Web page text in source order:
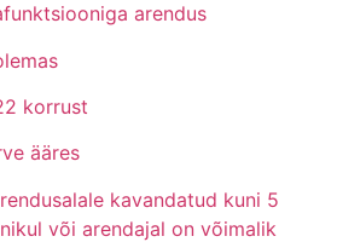
arendus
korrust
ääres
kavandatud kuni 5
või arendajal on võimalik